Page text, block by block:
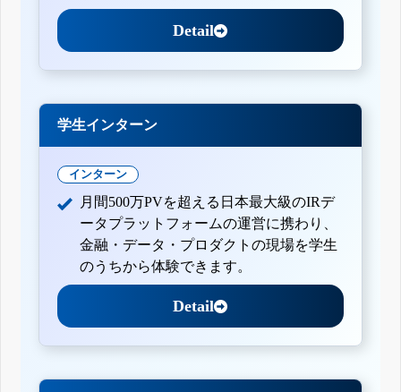
Detail
学生インターン
インターン
月間500万PVを超える日本最大級のIRデ
ータプラットフォームの運営に携わり、
金融・データ・プロダクトの現場を学生
のうちから体験できます。
Detail